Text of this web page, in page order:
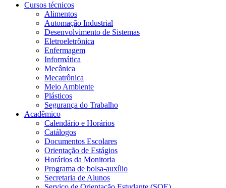
Cursos técnicos
Alimentos
Automação Industrial
Desenvolvimento de Sistemas
Eletroeletrônica
Enfermagem
Informática
Mecânica
Mecatrônica
Meio Ambiente
Plásticos
Segurança do Trabalho
Acadêmico
Calendário e Horários
Catálogos
Documentos Escolares
Orientação de Estágios
Horários da Monitoria
Programa de bolsa-auxílio
Secretaria de Alunos